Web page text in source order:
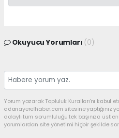
Okuyucu Yorumları (0)
Yorum yazarak Topluluk Kuralları’nı kabul
adanayerelhaber.com sitesine yaptığınız
dolaylı tüm sorumluluğu tek başınıza
yorumlardan site yönetimi hiçbir şekilde